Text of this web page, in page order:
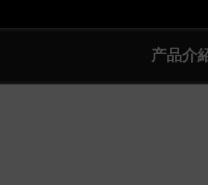
产品介